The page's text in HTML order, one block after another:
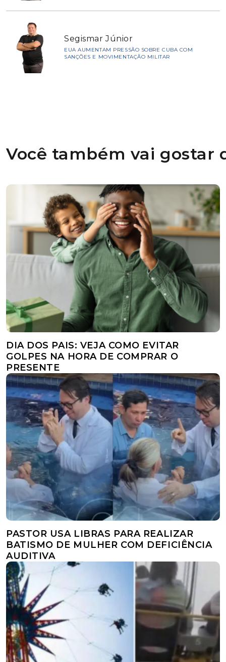
Segismar Júnior
EUA AUMENTAM PRESSÃO SOBRE CUBA COM
SANÇÕES E MOVIMENTAÇÃO MILITAR
Você também vai gostar
DIA DOS PAIS: VEJA COMO EVITAR
GOLPES NA HORA DE COMPRAR O
PRESENTE
PASTOR USA LIBRAS PARA REALIZAR
BATISMO DE MULHER COM DEFICIÊNCIA
AUDITIVA